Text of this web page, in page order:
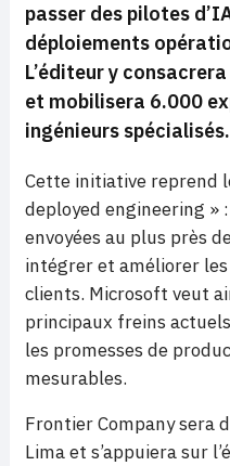
passer des pilotes
déploiements
L’éditeur y
et mobilisera 6.000
ingénieurs spécialisés.
Cette initiative reprend
deployed engineering »
envoyées au plus près
intégrer et améliorer les
clients. Microsoft veut
principaux freins
les promesses de
mesurables.
Frontier Company sera
Lima et s’appuiera sur